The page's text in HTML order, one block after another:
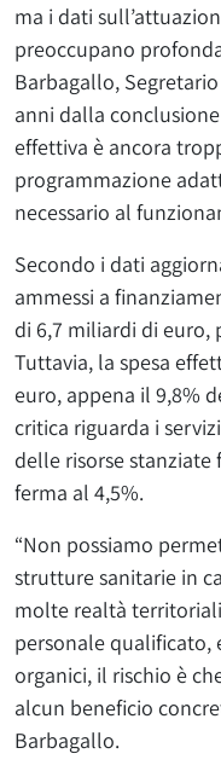
ma i dati
preoccupano
Barbagallo,
anni dalla
effettiva è ancora
programmazione
necessario al
Secondo i dati
ammessi a
di 6,7 miliardi di euro,
Tuttavia, la spesa
euro, appena il 9,8%
critica riguarda i
delle risorse stanziate
ferma al 4,5%.
“Non possiamo
strutture sanitarie in
molte realtà
personale qualificato,
organici, il rischio è
alcun beneficio
Barbagallo.